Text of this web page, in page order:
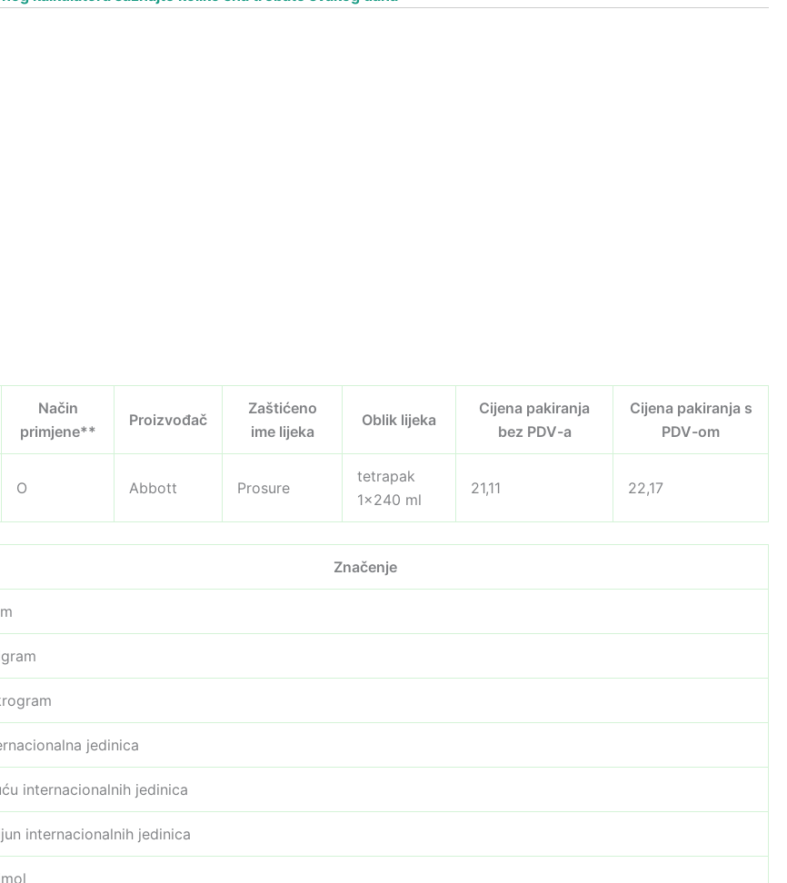
Način
primjene**
Proizvođač
Zaštićeno
ime lijeka
Oblik lijeka
Cijena pakiranja
bez PDV-a
Cijena pakiranja s
PDV-om
O Abbott Prosure
tetrapak
1×240 ml
21,11 22,17
Značenje
jedinica
internacionalnih jedinica
internacionalnih jedinica